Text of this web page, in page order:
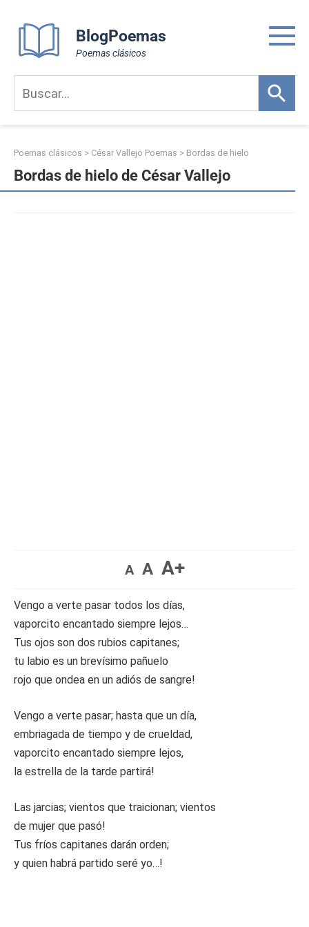
content
BlogPoemas
Poemas clásicos
Poemas clásicos > César Vallejo Poemas > Bordas de hielo
Bordas de hielo de César Vallejo
A A A+
Vengo a verte pasar todos los días,
vaporcito encantado siempre lejos…
Tus ojos son dos rubios capitanes;
tu labio es un brevísimo pañuelo
rojo que ondea en un adiós de sangre!
Vengo a verte pasar; hasta que un día,
embriagada de tiempo y de crueldad,
vaporcito encantado siempre lejos,
la estrella de la tarde partirá!
Las jarcias; vientos que traicionan; vientos
de mujer que pasó!
Tus fríos capitanes darán orden;
y quien habrá partido seré yo…!